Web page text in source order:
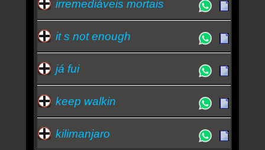
irremediáveis mortais
it s not enough
já fui
keep walkin
kilimanjaro